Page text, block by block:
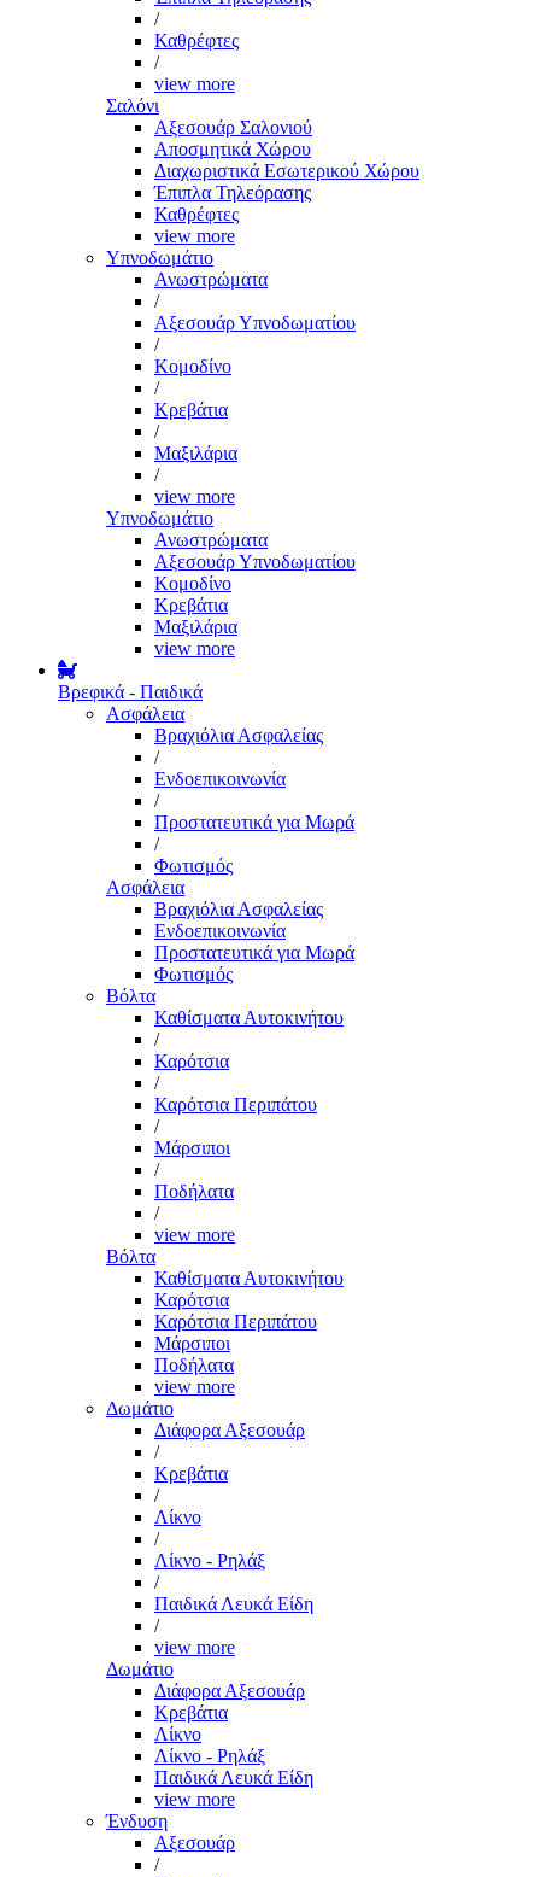
/
Καθρέφτες
/
view more
Σαλόνι
Αξεσουάρ Σαλονιού
Αποσμητικά Χώρου
Διαχωριστικά Εσωτερικού Χώρου
Έπιπλα Τηλεόρασης
Καθρέφτες
view more
Υπνοδωμάτιο
Ανωστρώματα
/
Αξεσουάρ Υπνοδωματίου
/
Κομοδίνο
/
Κρεβάτια
/
Μαξιλάρια
/
view more
Υπνοδωμάτιο
Ανωστρώματα
Αξεσουάρ Υπνοδωματίου
Κομοδίνο
Κρεβάτια
Μαξιλάρια
view more
Βρεφικά - Παιδικά
Ασφάλεια
Βραχιόλια Ασφαλείας
/
Ενδοεπικοινωνία
/
Προστατευτικά για Μωρά
/
Φωτισμός
Ασφάλεια
Βραχιόλια Ασφαλείας
Ενδοεπικοινωνία
Προστατευτικά για Μωρά
Φωτισμός
Βόλτα
Καθίσματα Αυτοκινήτου
/
Καρότσια
/
Καρότσια Περιπάτου
/
Μάρσιποι
/
Ποδήλατα
/
view more
Βόλτα
Καθίσματα Αυτοκινήτου
Καρότσια
Καρότσια Περιπάτου
Μάρσιποι
Ποδήλατα
view more
Δωμάτιο
Διάφορα Αξεσουάρ
/
Κρεβάτια
/
Λίκνο
/
Λίκνο - Ρηλάξ
/
Παιδικά Λευκά Είδη
/
view more
Δωμάτιο
Διάφορα Αξεσουάρ
Κρεβάτια
Λίκνο
Λίκνο - Ρηλάξ
Παιδικά Λευκά Είδη
view more
Ένδυση
Αξεσουάρ
/